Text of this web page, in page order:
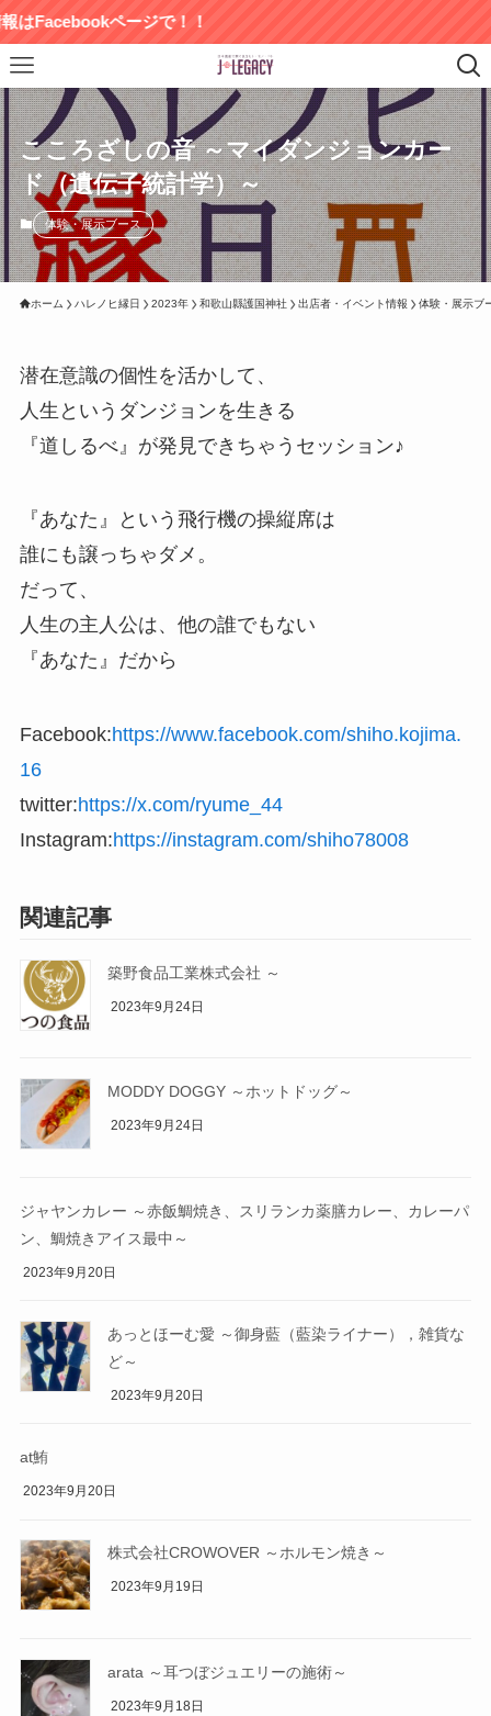
Facebookページで！！
こころざしの音 ～マイダンジョンカー
ド（遺伝子統計学）～
体験・展示ブース
ホーム ハレノヒ縁日 2023年 和歌山縣護国神社 出店者・イベント情報 体験・展示ブ
潜在意識の個性を活かして、
人生というダンジョンを生きる
『道しるべ』が発見できちゃうセッション♪
『あなた』という飛行機の操縦席は
誰にも譲っちゃダメ。
だって、
人生の主人公は、他の誰でもない
『あなた』だから
Facebook:https://www.facebook.com/shiho.kojima.
16
twitter:https://x.com/ryume_44
Instagram:https://instagram.com/shiho78008
関連記事
築野食品工業株式会社 ～
2023年9月24日
MODDY DOGGY ～ホットドッグ～
2023年9月24日
ジャヤンカレー ～赤飯鯛焼き、スリランカ薬膳カレー、カレーパ
ン、鯛焼きアイス最中～
2023年9月20日
あっとほーむ愛 ～御身藍（藍染ライナー），雑貨な
ど～
2023年9月20日
at鮪
2023年9月20日
株式会社CROWOVER ～ホルモン焼き～
2023年9月19日
arata ～耳つぼジュエリーの施術～
2023年9月18日